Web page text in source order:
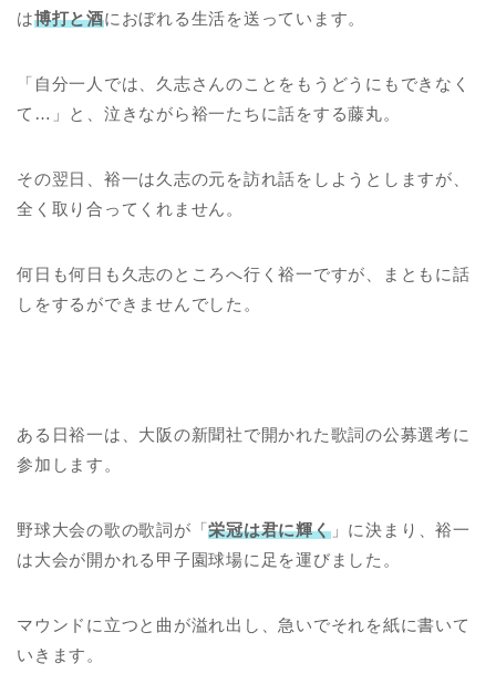
は博打と酒におぼれる生活を送っています。
「自分一人では、久志さんのことをもうどうにもできなく
て…」と、泣きながら裕一たちに話をする藤丸。
その翌日、裕一は久志の元を訪れ話をしようとしますが、
全く取り合ってくれません。
何日も何日も久志のところへ行く裕一ですが、まともに話
しをするができませんでした。
ある日裕一は、大阪の新聞社で開かれた歌詞の公募選考に
参加します。
野球大会の歌の歌詞が「栄冠は君に輝く」に決まり、裕一
は大会が開かれる甲子園球場に足を運びました。
マウンドに立つと曲が溢れ出し、急いでそれを紙に書いて
いきます。